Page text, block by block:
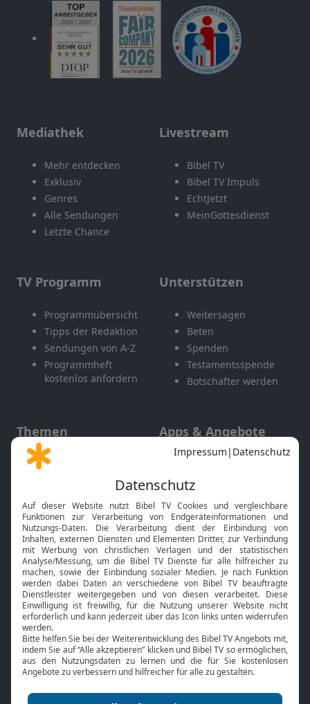
Mediathek
Mehr entdecken
Exklusiv
Genres
Alle Sendungen
Letzte Chance
Livestream
Bibel TV
Bibel TV Impuls
EchtJetzt
MeinGottesdienst
TV Programm
Programmübersicht
Tipps der Redaktion
Sendungen von A-Z
Programmheft
kostenlos anfordern
Unterstützen
Weitersagen
Beten
Spenden
Testamentsspende
Botschafter werden
Themen
Gott und Bibel erklärt
Neuigkeiten
Apps & Angebote
Mobile App
Smart TV
HbbTV
Bibelthek Online-Bibel
Nächster Gottesdienst
Bibel TV
Über uns
Jobs
Mediadaten
Service
Kontakt
TV-Empfang